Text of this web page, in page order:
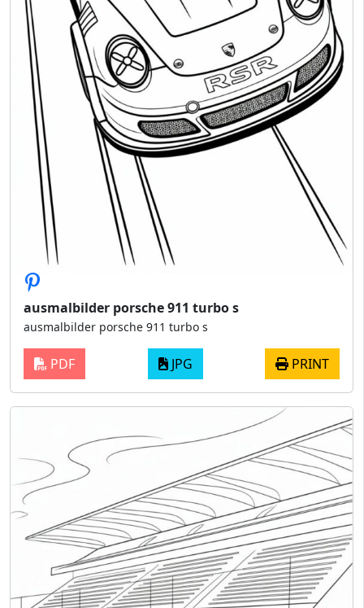
ausmalbilder porsche 911 turbo s
ausmalbilder porsche 911 turbo s
PDF JPG PRINT